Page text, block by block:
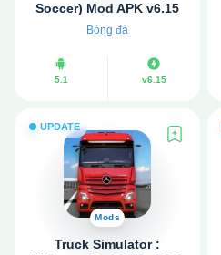
Soccer) Mod APK v6.15
(Vô hạn tiền)
Bóng đá
5.1 v6.15
UPDATE
Mods
Truck Simulator :